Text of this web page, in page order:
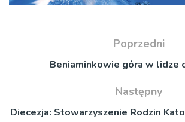
Poprzedni
Beniaminkowie góra w lidze
Następny
Diecezja: Stowarzyszenie Rodzin